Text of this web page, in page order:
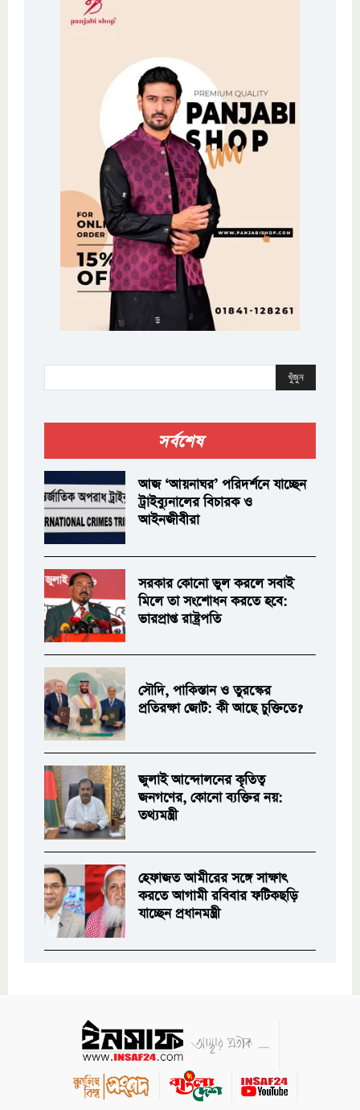
খুঁজুন
সর্বশেষ
আজ ‘আয়নাঘর’ পরিদর্শনে যাচ্ছেন
ট্রাইব্যুনালের বিচারক ও
আইনজীবীরা
সরকার কোনো ভুল করলে সবাই
মিলে তা সংশোধন করতে হবে:
ভারপ্রাপ্ত রাষ্ট্রপতি
সৌদি, পাকিস্তান ও তুরস্কের
প্রতিরক্ষা জোট: কী আছে চুক্তিতে?
জুলাই আন্দোলনের কৃতিত্ব
জনগণের, কোনো ব্যক্তির নয়:
তথ্যমন্ত্রী
হেফাজত আমীরের সঙ্গে সাক্ষাৎ
করতে আগামী রবিবার ফটিকছড়ি
যাচ্ছেন প্রধানমন্ত্রী